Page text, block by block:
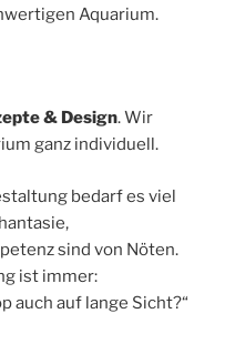
Aquarium.
& Design. Wir
ganz individuell.
bedarf es viel
sind von Nöten.
ist immer:
auch auf lange Sicht?“